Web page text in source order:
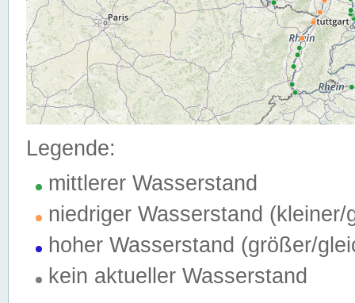
Legende:
mittlerer Wasserstand
niedriger Wasserstand (kleiner/
hoher Wasserstand (größer/
kein aktueller Wasserstand